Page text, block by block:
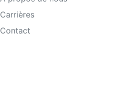
Carrières
Contact